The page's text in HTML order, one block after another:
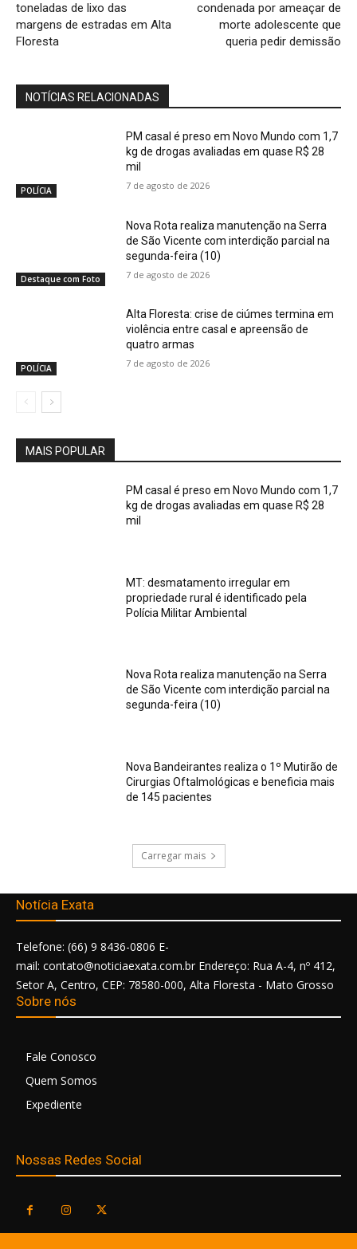
toneladas de lixo das
margens de estradas em Alta
Floresta
condenada por ameaçar de
morte adolescente que
queria pedir demissão
NOTÍCIAS RELACIONADAS
POLÍCIA
PM casal é preso em Novo Mundo com 1,7
kg de drogas avaliadas em quase R$ 28
mil
7 de agosto de 2026
Destaque com Foto
Nova Rota realiza manutenção na Serra
de São Vicente com interdição parcial na
segunda-feira (10)
7 de agosto de 2026
POLÍCIA
Alta Floresta: crise de ciúmes termina em
violência entre casal e apreensão de
quatro armas
7 de agosto de 2026
MAIS POPULAR
PM casal é preso em Novo Mundo com 1,7
kg de drogas avaliadas em quase R$ 28
mil
MT: desmatamento irregular em
propriedade rural é identificado pela
Polícia Militar Ambiental
Nova Rota realiza manutenção na Serra
de São Vicente com interdição parcial na
segunda-feira (10)
Nova Bandeirantes realiza o 1º Mutirão de
Cirurgias Oftalmológicas e beneficia mais
de 145 pacientes
Carregar mais
Notícia Exata
Telefone: (66) 9 8436-0806 E-
mail: contato@noticiaexata.com.br Endereço: Rua A-4, nº 412,
Setor A, Centro, CEP: 78580-000, Alta Floresta - Mato Grosso
Sobre nós
Fale Conosco
Quem Somos
Expediente
Nossas Redes Social